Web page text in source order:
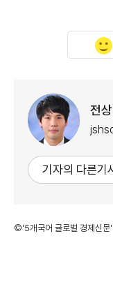
전
기자의 다른기
©'5개국어 글로벌 경제신문'